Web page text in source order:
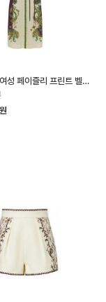
알레마이스 여성 페이즐리 프린트 벨티드 미디 드레스 - Alémais Womens Pais…